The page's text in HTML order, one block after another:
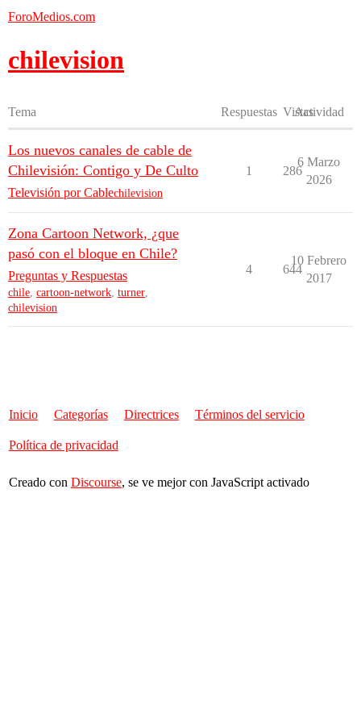
ForoMedios.com
chilevision
Tema Respuestas Vistas
Actividad
Los nuevos canales de cable de
Chilevisión: Contigo y De Culto
Televisión por Cablechilevision
1 286
6 Marzo
2026
Zona Cartoon Network, ¿que
pasó con el bloque en Chile?
Preguntas y Respuestas
chile, cartoon-network, turner,
chilevision
4 644
10 Febrero
2017
Inicio Categorías Directrices Términos del servicio
Política de privacidad
Creado con Discourse, se ve mejor con JavaScript activado